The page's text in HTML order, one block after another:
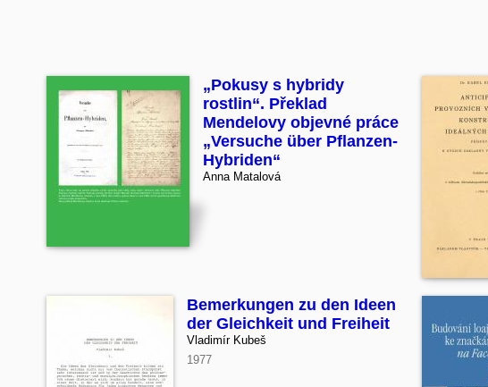
„Pokusy s hybridy
rostlin“. Překlad
Mendelovy objevné práce
„Versuche über Pflanzen-
Hybriden“
Anna Matalová
Bemerkungen zu den Ideen
der Gleichkeit und Freiheit
Vladimír Kubeš
1977